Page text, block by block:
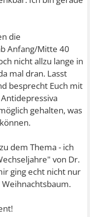
die
Anfang/Mitte 40
nicht allzu lange in
mal dran. Lasst
besprecht Euch mit
gehalten, was
dem Thema - ich
von Dr.
ging echt nicht nur